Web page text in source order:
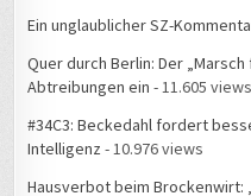
Ein unglaublicher SZ-
Quer durch Berlin: Der
Abtreibungen ein - 11.605 views
#34C3: Beckedahl fordert
Intelligenz - 10.976 views
Hausverbot beim Brockenwirt: